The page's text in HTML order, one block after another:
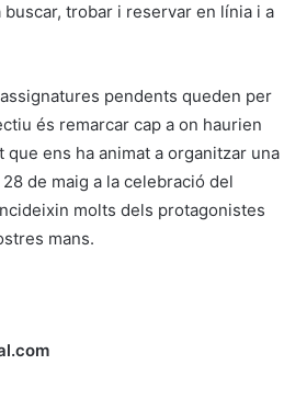
trobar i reservar en línia i a
pendents queden per
és remarcar cap a on haurien
ens ha animat a organitzar una
de maig a la celebració del
molts dels protagonistes
mans.